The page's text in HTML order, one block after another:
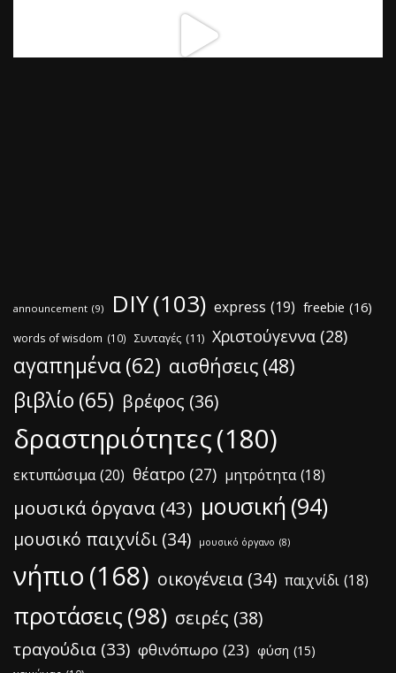
announcement (9) DIY(103) express (19) freebie (16)
words of wisdom (10) Συνταγές (11) Χριστούγεννα (28)
αγαπημένα(62) αισθήσεις (48)
βιβλίο (65) βρέφος (36)
δραστηριότητες(180)
εκτυπώσιμα (20) θέατρο (27) μητρότητα (18)
μουσικά όργανα (43) μουσική (94)
μουσικό παιχνίδι (34) μουσικό όργανο (8)
νήπιο (168) οικογένεια (34) παιχνίδι (18)
προτάσεις (98) σειρές (38)
τραγούδια (33) φθινόπωρο (23) φύση (15)